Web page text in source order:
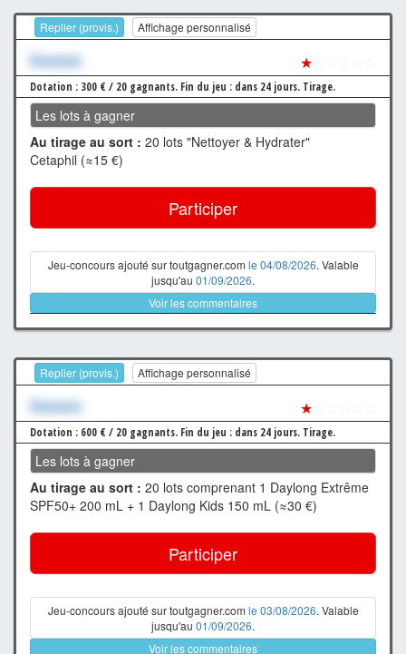
Replier (provis.) Affichage personnalisé
Xxxxxxx ★
Dotation : 300 € / 20 gagnants. Fin du jeu : dans 24 jours. Tirage.
Les lots à gagner
Au tirage au sort : 20 lots "Nettoyer & Hydrater"
Cetaphil (≈15 €)
Participer
Jeu-concours ajouté sur toutgagner.com le 04/08/2026. Valable
jusqu'au 01/09/2026.
Voir les commentaires
Replier (provis.) Affichage personnalisé
Xxxxxxx ★
Dotation : 600 € / 20 gagnants. Fin du jeu : dans 24 jours. Tirage.
Les lots à gagner
Au tirage au sort : 20 lots comprenant 1 Daylong Extrême
SPF50+ 200 mL + 1 Daylong Kids 150 mL (≈30 €)
Participer
Jeu-concours ajouté sur toutgagner.com le 03/08/2026. Valable
jusqu'au 01/09/2026.
Voir les commentaires